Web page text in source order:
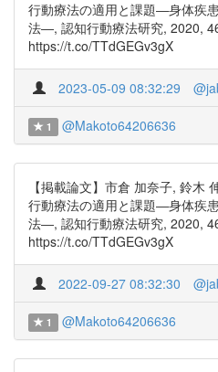
行動療法の適用と課題―身体疾
法―, 認知行動療法研究, 2020,
https://t.co/TTdGEGv3gX
2023-05-09 08:32:29
1 @Makoto64206636
【掲載論文】市倉 加奈子, 鈴木
行動療法の適用と課題―身体疾
法―, 認知行動療法研究, 2020,
https://t.co/TTdGEGv3gX
2022-09-27 08:32:30
1 @Makoto64206636